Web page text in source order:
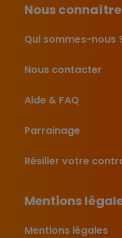
Nous connaître
Qui sommes-nous
Nous contacter
Aide & FAQ
Parrainage
Résilier votre
Mentions
Mentions légales